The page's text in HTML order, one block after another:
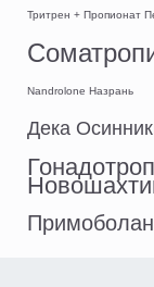
Тритрен + Пропионат
Nandrolone Назрань
Дека